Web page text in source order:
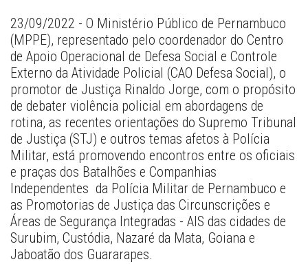
23/09/2022 - O Ministério Público de Pernambuco
(MPPE), representado pelo coordenador do Centro
de Apoio Operacional de Defesa Social e Controle
Externo da Atividade Policial (CAO Defesa Social), o
promotor de Justiça Rinaldo Jorge, com o propósito
de debater violência policial em abordagens de
rotina, as recentes orientações do Supremo Tribunal
de Justiça (STJ) e outros temas afetos à Polícia
Militar, está promovendo encontros entre os oficiais
e praças dos Batalhões e Companhias
Independentes  da Polícia Militar de Pernambuco e
as Promotorias de Justiça das Circunscrições e
Áreas de Segurança Integradas - AIS das cidades de
Surubim, Custódia, Nazaré da Mata, Goiana e
Jaboatão dos Guararapes.